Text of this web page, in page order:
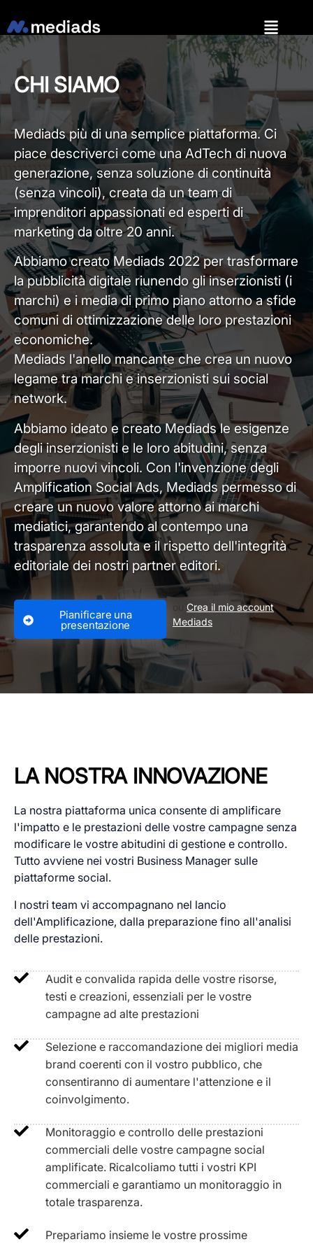
CHI SIAMO
Mediads più di una semplice piattaforma. Ci
piace descriverci come una AdTech di nuova
generazione, senza soluzione di continuità
(senza vincoli), creata da un team di
imprenditori appassionati ed esperti di
marketing da oltre 20 anni.
Abbiamo creato Mediads 2022 per trasformare
la pubblicità digitale riunendo gli inserzionisti (i
marchi) e i media di primo piano attorno a sfide
comuni di ottimizzazione delle loro prestazioni
economiche.
Mediads l'anello mancante che crea un nuovo
legame tra marchi e inserzionisti sui social
network.
Abbiamo ideato e creato Mediads le esigenze
degli inserzionisti e le loro abitudini, senza
imporre nuovi vincoli. Con l'invenzione degli
Amplification Social Ads, Mediads permesso di
creare un nuovo valore attorno ai marchi
mediatici, garantendo al contempo una
trasparenza assoluta e il rispetto dell'integrità
editoriale dei nostri partner editori.
Pianificare una
presentazione
ouCrea il mio account
Mediads
LA NOSTRA INNOVAZIONE
La nostra piattaforma unica consente di amplificare
l'impatto e le prestazioni delle vostre campagne senza
modificare le vostre abitudini di gestione e controllo.
Tutto avviene nei vostri Business Manager sulle
piattaforme social.
I nostri team vi accompagnano nel lancio
dell'Amplificazione, dalla preparazione fino all'analisi
delle prestazioni.
Audit e convalida rapida delle vostre risorse,
testi e creazioni, essenziali per le vostre
campagne ad alte prestazioni
Selezione e raccomandazione dei migliori media
brand coerenti con il vostro pubblico, che
consentiranno di aumentare l'attenzione e il
coinvolgimento.
Monitoraggio e controllo delle prestazioni
commerciali delle vostre campagne social
amplificate. Ricalcoliamo tutti i vostri KPI
commerciali e garantiamo un monitoraggio in
totale trasparenza.
Prepariamo insieme le vostre prossime